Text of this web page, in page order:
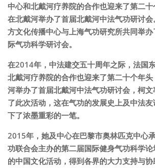
中心和北戴河疗养院的合作也迎来了第二
在北戴河举办了首届北戴河中法气功研讨
方文化传播中心与上海气功研究所共同举
际气功科学研讨会。
在2014年，中法建交五十周年之际，法国
北戴河疗养院的合作也迎来了第二十个年
河举办了首届北戴河中法气功研讨会，柯
了此次活动，这在气功的发展史上及中法
下了浓墨重彩的一笔。
2015年，她及中心在巴黎市奥林匹克中心
功联合会主办的第二届国际健身气功科学
的中国文化活动，得到各界的大力支持与